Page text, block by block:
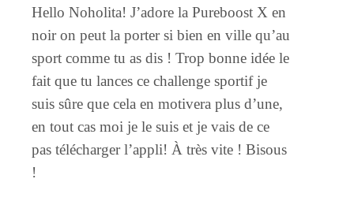
Hello Noholita! J’adore la Pureboost X en
noir on peut la porter si bien en ville qu’au
sport comme tu as dis ! Trop bonne idée le
fait que tu lances ce challenge sportif je
suis sûre que cela en motivera plus d’une,
en tout cas moi je le suis et je vais de ce
pas télécharger l’appli! À très vite ! Bisous
!